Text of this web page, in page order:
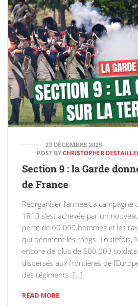
23 DÉCEMBRE 2025
POST BYCHRISTOPHER
Section 9 : la Garde
de France
Réorganiser l’armée La campagne
1813 s’est achevée par un
perte de 60 000 hommes et les
qui déciment les rangs. Toutefois,
encore de plus de 500 000
dispersés aux frontières de
des régiments. […]
READ MORE